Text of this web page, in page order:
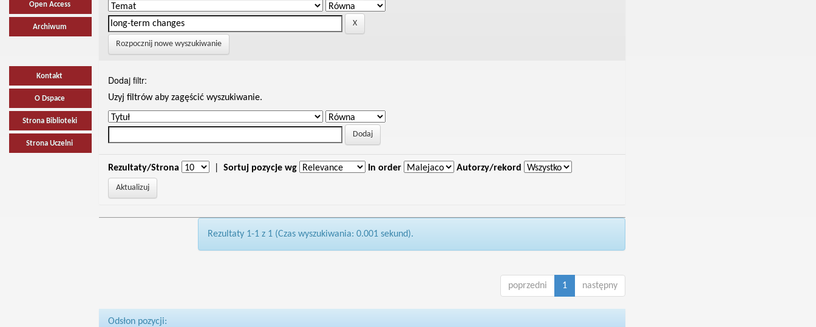
Open Access
Archiwum
Kontakt
O Dspace
Strona Biblioteki
Strona Uczelni
Rozpocznij nowe wyszukiwanie
Dodaj filtr:
Uzyj filtrów aby zagęścić wyszukiwanie.
Rezultaty/Strona Sortuj pozycje wg In order Autorzy/rekord
Rezultaty 1-1 z 1 (Czas wyszukiwania: 0.001 sekund).
poprzedni 1 następny
Odsłon pozycji: